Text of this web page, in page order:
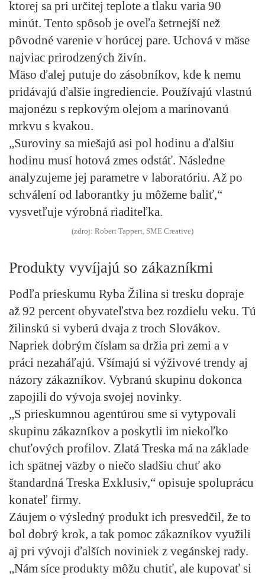
ktorej sa pri určitej teplote a tlaku varia 90
minút. Tento spôsob je oveľa šetrnejší než
pôvodné varenie v horúcej pare. Uchová v mäse
najviac prirodzených živín.
Mäso ďalej putuje do zásobníkov, kde k nemu
pridávajú ďalšie ingrediencie. Používajú vlastnú
majonézu s repkovým olejom a marinovanú
mrkvu s kvakou.
„Suroviny sa miešajú asi pol hodinu a ďalšiu
hodinu musí hotová zmes odstáť. Následne
analyzujeme jej parametre v laboratóriu. Až po
schválení od laborantky ju môžeme baliť,“
vysvetľuje výrobná riaditeľka.
(zdroj: Robert Tappert, SME Creative)
Produkty vyvíjajú so zákazníkmi
Podľa prieskumu Ryba Žilina si tresku dopraje
až 92 percent obyvateľstva bez rozdielu veku. Tú
žilinskú si vyberú dvaja z troch Slovákov.
Napriek dobrým číslam sa držia pri zemi a v
práci nezaháľajú. Všímajú si výživové trendy aj
názory zákazníkov. Vybranú skupinu dokonca
zapojili do vývoja svojej novinky.
„S prieskumnou agentúrou sme si vytypovali
skupinu zákazníkov a poskytli im niekoľko
chuťových profilov. Zlatá Treska má na základe
ich spätnej väzby o niečo sladšiu chuť ako
štandardná Treska Exklusiv,“ opisuje spoluprácu
konateľ firmy.
Záujem o výsledný produkt ich presvedčil, že to
bol dobrý krok, a tak pomoc zákazníkov využili
aj pri vývoji ďalších noviniek z vegánskej rady.
„Nám síce produkty môžu chutiť, ale kupovať si